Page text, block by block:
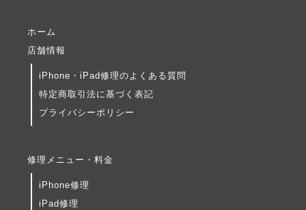
ホーム
店舗情報
iPhone・iPad修理のよくある質問
特定商取引法に基づく表記
プライバシーポリシー
修理メニュー・料金
iPhone修理
iPad修理